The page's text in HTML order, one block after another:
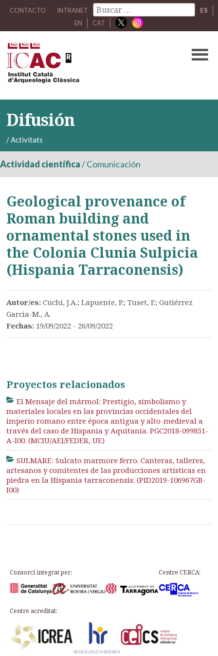
CONTACTO INTRANET
ES
EN
CAT
Difusión
/Activitats
Actividad científica/Comunicación
Geological provenance of
Roman building and
ornamental stones used in
the Colonia Clunia Sulpicia
(Hispania Tarraconensis)
Autor/es:Cuchí, J.A.; Lapuente, P.; Tuset, F.; Gutiérrez
Garcia-M., A.
Fechas: 19/09/2022 - 26/09/2022
Proyectos relacionados
El Mensaje del mármol: Prestigio, simbolismo y
materiales locales en las provincias occidentales del
imperio romano entre época antigua y alto-medieval a
través del caso de Hispania y Aquitania. PGC2018-099851-
A-I00. (MCIU/AEI/FEDER, UE)
SULMARE: Sulcato marmore ferro. Canteras, talleres,
artesanos y comitentes de las producciones artísticas en
piedra en la Hispania tarraconensis. (PID2019-106967GB-
I00)
Consorci integrat per: Centre CERCA:
Centre acreditat: